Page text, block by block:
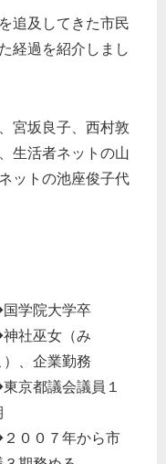
追及してきた市民
経過を紹介しまし
宮坂良子、西村敦
生活者ネットの山
ットの池座俊子代
学院大学卒
社巫女（み
）、企業勤務
京都議会議員１
００７年から市